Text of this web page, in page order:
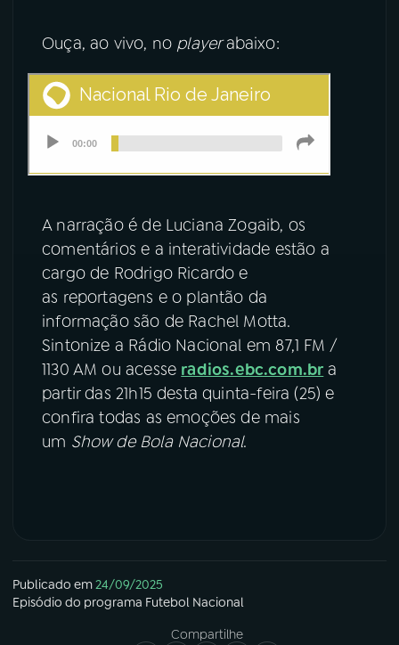
Ouça, ao vivo, no playerabaixo:
A narração é de Luciana Zogaib, os
comentários e a interatividade estão a
cargo de Rodrigo Ricardo e
as reportagens e o plantão da
informação são de Rachel Motta.
Sintonize a Rádio Nacional em 87,1 FM /
1130 AM ou acesse radios.ebc.com.br a
partir das 21h15 desta quinta-feira (25) e
confira todas as emoções de mais
um Show de Bola Nacional.
Publicado em24/09/2025
Episódio do programa Futebol Nacional
Compartilhe